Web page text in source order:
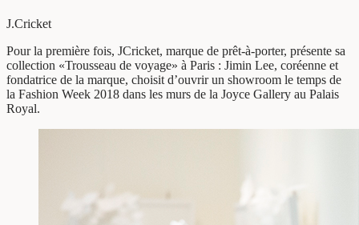
J.Cricket
Pour la première fois, JCricket, marque de prêt-à-porter, présente sa
collection «Trousseau de voyage» à Paris : Jimin Lee, coréenne et
fondatrice de la marque, choisit d’ouvrir un showroom le temps de
la Fashion Week 2018 dans les murs de la Joyce Gallery au Palais
Royal.